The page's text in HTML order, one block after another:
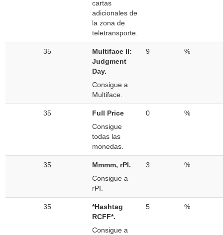
cartas
adicionales de
la zona de
teletransporte.
35
Multiface II:
Judgment
Day.
Consigue a
Multiface.
9 %
35
Full Price
Consigue
todas las
monedas.
0 %
35
Mmmm, rPI.
Consigue a
rPI.
3 %
35
*Hashtag
RCFF*.
Consigue a
5 %